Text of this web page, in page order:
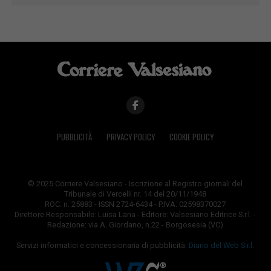
PUBBLICITÀ PRIVACY POLICY COOKIE POLICY
© 2025 Corriere Valsesiano - Iscrizione al Registro giornali del
Tribunale di Vercelli nr. 14 del 20/11/1948
ROC: n. 25883 - ISSN 2724-6434 - P.IVA: 02598370027
Direttore Responsabile: Luisa Lana - Editore: Valsesiano Editrice S.r.l. -
Redazione: via A. Giordano, n.22 - Borgosesia (VC)
Servizi informatici e concessionaria di pubblicità: Diario del Web S.r.l.